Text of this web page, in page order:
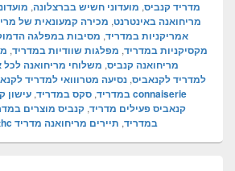
מדריד קנביס, מועדוני חשיש בברצלונה,
מריחואנה באינטרנט, מכירה קמעונאית של
אמריקניות במדריד, מסיבות במפלגה
מקסיקניות במדריד, מפלגות שוודיות במדריד,
מריחואנה קנביס, משלוחי מריחואנה לכל
למדריד לקנאביס, נסיעה מטרווואי למדריד
במדריד, סקס במדריד, עישון
קנאביס פעילים מדריד, קנביס מוצרים
שוקולדים עם thc במדריד, תיירים מריחואנה מדריד